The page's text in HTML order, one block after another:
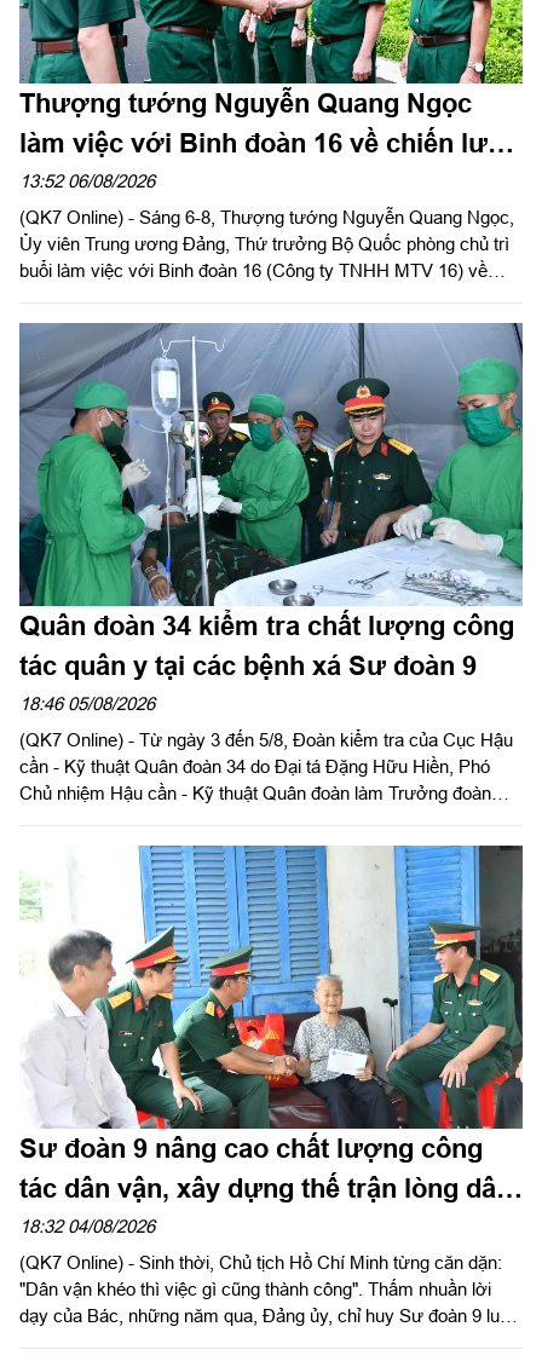
Thượng tướng Nguyễn Quang Ngọc
làm việc với Binh đoàn 16 về chiến lược
phát triển giai đoạn 2026-2030
13:52 06/08/2026
(QK7 Online) - Sáng 6-8, Thượng tướng Nguyễn Quang Ngọc,
Ủy viên Trung ương Đảng, Thứ trưởng Bộ Quốc phòng chủ trì
buổi làm việc với Binh đoàn 16 (Công ty TNHH MTV 16) về
doanh nghiệp.
Quân đoàn 34 kiểm tra chất lượng công
tác quân y tại các bệnh xá Sư đoàn 9
18:46 05/08/2026
(QK7 Online) - Từ ngày 3 đến 5/8, Đoàn kiểm tra của Cục Hậu
cần - Kỹ thuật Quân đoàn 34 do Đại tá Đặng Hữu Hiền, Phó
Chủ nhiệm Hậu cần - Kỹ thuật Quân đoàn làm Trưởng đoàn
thuộc Sư đoàn 9. Đây là hoạt động nhằm đánh giá chất lượng
thực hiện nhiệm vụ, đồng thời chuẩn bị cho đợt kiểm tra toàn
diện của Cục Quân y năm 2026.
Sư đoàn 9 nâng cao chất lượng công
tác dân vận, xây dựng thế trận lòng dân
vững chắc
18:32 04/08/2026
(QK7 Online) - Sinh thời, Chủ tịch Hồ Chí Minh từng căn dặn:
"Dân vận khéo thì việc gì cũng thành công". Thấm nhuần lời
dạy của Bác, những năm qua, Đảng ủy, chỉ huy Sư đoàn 9 luôn